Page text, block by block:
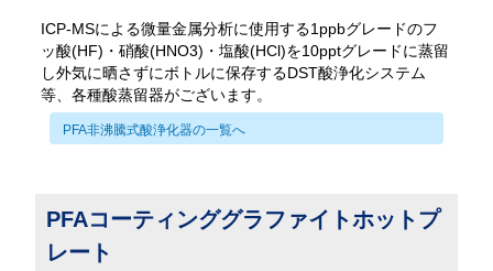
ICP-MSによる微量金属分析に使用する1ppbグレードのフ
ッ酸(HF)・硝酸(HNO3)・塩酸(HCl)を10pptグレードに蒸留
し外気に晒さずにボトルに保存するDST酸浄化システム
等、各種酸蒸留器がございます。
PFA非沸騰式酸浄化器の一覧へ
PFAコーティンググラファイトホットプ
レート